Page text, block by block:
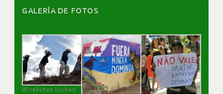
GALERÌA DE FOTOS
Wirakutas luchan